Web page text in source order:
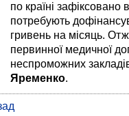
по країні зафіксовано
потребують
гривень на місяць.
первинної медичної
неспроможних
Яременко.